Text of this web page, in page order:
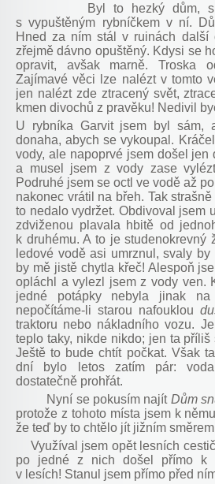
Byl to hezký dům, s
s vypuštěným rybníčkem v ní.
Hned za ním stál v ruinách další
zřejmě dávno opuštěný. Kdysi se
opravit, avšak marně. Troska
Zajímavé věci lze nalézt v tomto
jen nalézt zde ztracený svět,
kmen divochů z pravěku! Nedivil
U rybníka Garvit jsem byl sám,
donaha, abych se vykoupal.
vody, ale napoprvé jsem došel jen
a musel jsem z vody zase
Podruhé jsem se octl ve vodě až
nakonec vrátil na břeh. Tak
to nedalo vydržet. Obdivoval jsem
zdviženou plavala hbitě od
k druhému. A to je studenokrevný
ledové vodě asi umrznul, svaly
by mě jistě chytla křeč! Alespoň
opláchl a vylezl jsem z vody ven.
jedné potápky nebyla jinak
nepočítáme-li starou nafouklou
traktoru nebo nákladního vozu.
teplo taky, nikde nikdo; jen ta příliš
Ještě to bude chtít počkat. Však
dní bylo letos zatím pár:
dostatečně prohřát.
Nyní se pokusím najít Dům
protože z tohoto místa jsem k
že teď by to chtělo jít jižním
Využíval jsem opět lesních
po jedné z nich došel přímo k
v lesích! Stanul jsem přímo před